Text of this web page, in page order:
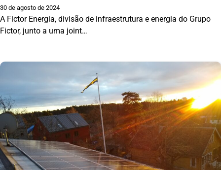
30 de agosto de 2024
A Fictor Energia, divisão de infraestrutura e energia do Grupo
Fictor, junto a uma joint…